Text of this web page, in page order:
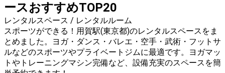
ースおすすめTOP20
レンタルスペース / レンタルルーム
スポーツができる！用賀駅(東京都)のレンタルスペースをま
とめました。ヨガ・ダンス・バレエ・空手・武術・フットサ
ルなどのスポーツやプライベートジムに最適です。ヨガマッ
トやトレーニングマシン完備など、設備充実のスペースを簡